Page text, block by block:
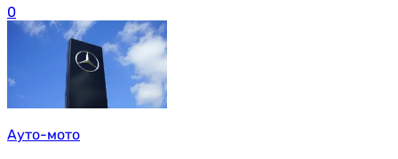
0
Ауто-мото